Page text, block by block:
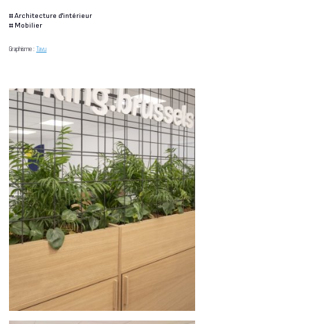
#Architecture d'intérieur
# Mobilier
Graphisme :Tavu